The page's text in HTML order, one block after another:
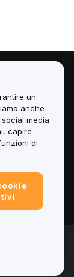
un
anche
media
capire
di